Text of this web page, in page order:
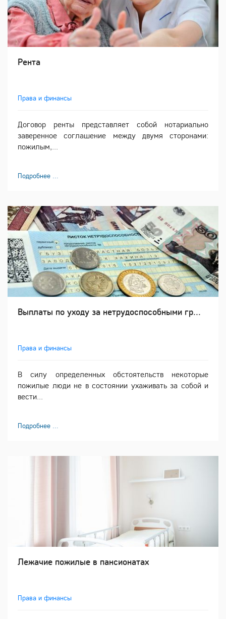
Рента
Права и финансы
Договор ренты представляет собой нотариально
заверенное соглашение между двумя сторонами:
пожилым,...
Подробнее ...
Выплаты по уходу за нетрудоспособными гр...
Права и финансы
В силу определенных обстоятельств некоторые
пожилые люди не в состоянии ухаживать за собой и
вести...
Подробнее ...
Лежачие пожилые в пансионатах
Права и финансы